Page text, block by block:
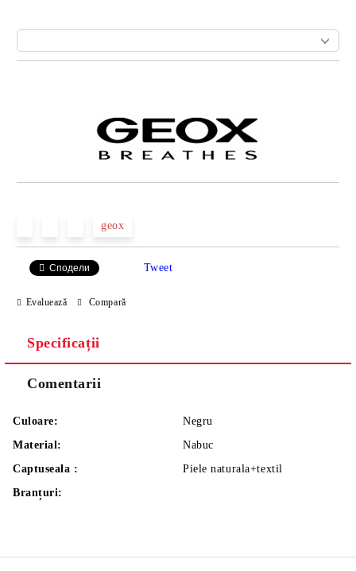
geox
Сподели Tweet
Evaluează Compară
Specificații
Comentarii
Culoare:
Negru
Material:
Nabuc
Captuseala :
Piele naturala+textil
Branțuri: